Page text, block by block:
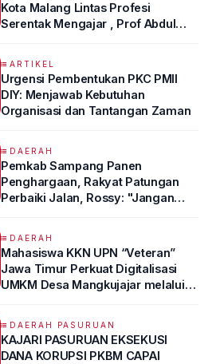
Kota Malang Lintas Profesi
Serentak Mengajar , Prof Abdul
ARTIKEL
Urgensi Pembentukan PKC PMII
DIY: Menjawab Kebutuhan
Organisasi dan Tantangan Zaman
DAERAH
Pemkab Sampang Panen
Penghargaan, Rakyat Patungan
Perbaiki Jalan, Rossy: "Jangan
DAERAH
Mahasiswa KKN UPN “Veteran”
Jawa Timur Perkuat Digitalisasi
UMKM Desa Mangkujajar melalui
DAERAH PASURUAN
KAJARI PASURUAN EKSEKUSI
DANA KORUPSI PKBM CAPAI